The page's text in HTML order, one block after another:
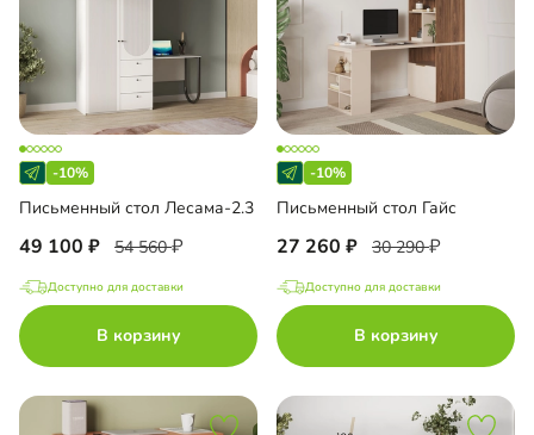
-10%
Письменный стол Лесама-2.3
49 100 54 560
Доступно для доставки
В корзину
-10%
Письменный стол Гайс
27 260 30 290
Доступно для доставки
В корзину